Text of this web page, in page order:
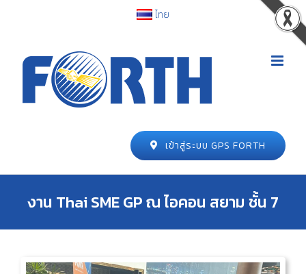
ไทย
เข้าสู่ระบบ GPS FORTH
งาน Thai SME GP ณ ไอคอน สยาม ชั้น 7